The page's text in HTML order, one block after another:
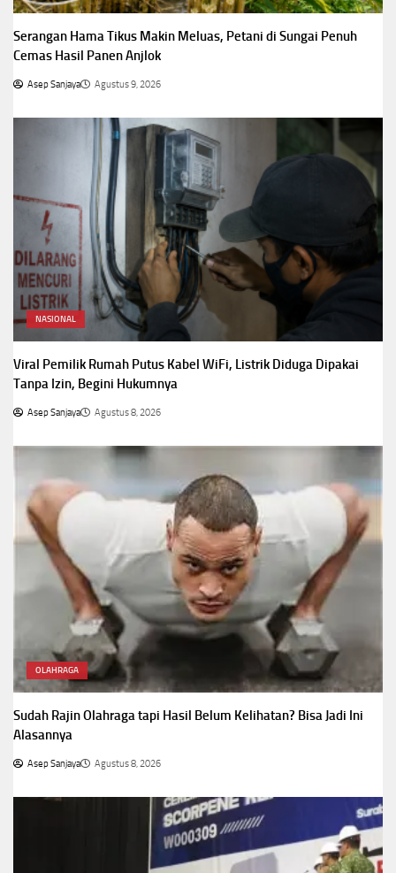
Serangan Hama Tikus Makin Meluas, Petani di Sungai Penuh
Cemas Hasil Panen Anjlok
Asep Sanjaya Agustus 9, 2026
NASIONAL
Viral Pemilik Rumah Putus Kabel WiFi, Listrik Diduga Dipakai
Tanpa Izin, Begini Hukumnya
Asep Sanjaya Agustus 8, 2026
OLAHRAGA
Sudah Rajin Olahraga tapi Hasil Belum Kelihatan? Bisa Jadi Ini
Alasannya
Asep Sanjaya Agustus 8, 2026